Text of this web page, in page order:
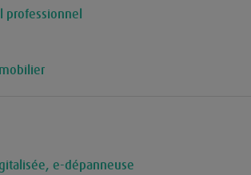
professionnel
e-dépanneuse